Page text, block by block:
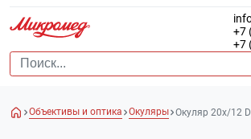
+7
+7
Объективы и оптика Окуляры Окуляр 20х/12